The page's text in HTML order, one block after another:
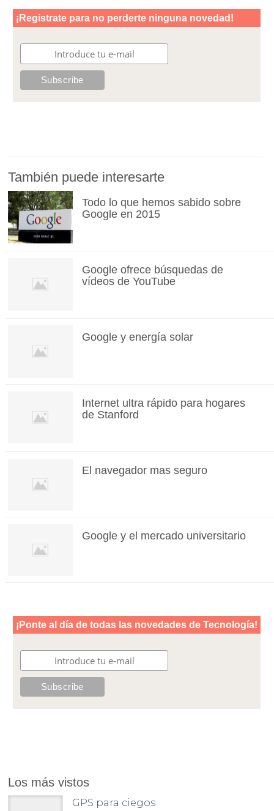
También puede interesarte
Todo lo que hemos sabido sobre
Google en 2015
Google ofrece búsquedas de
vídeos de YouTube
Google y energía solar
Internet ultra rápido para hogares
de Stanford
El navegador mas seguro
Google y el mercado universitario
Los más vistos
GPS para ciegos